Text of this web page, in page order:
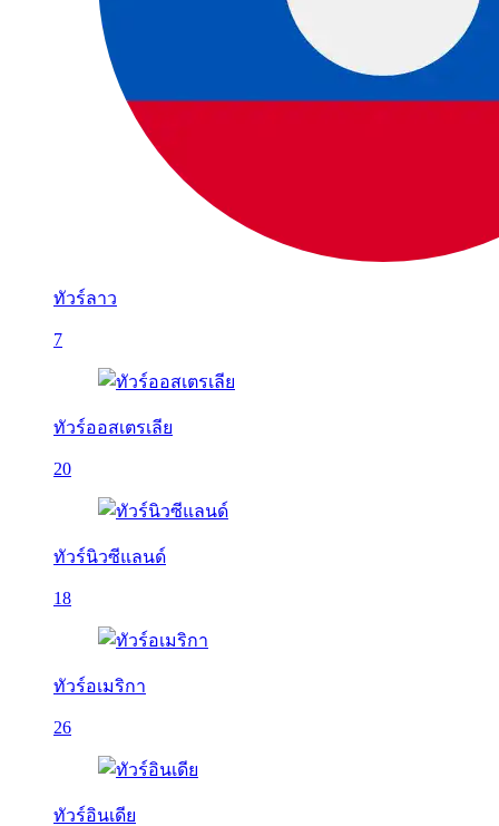
ทัวร์ลาว
7
ทัวร์ออสเตรเลีย
20
ทัวร์นิวซีแลนด์
18
ทัวร์อเมริกา
26
ทัวร์อินเดีย